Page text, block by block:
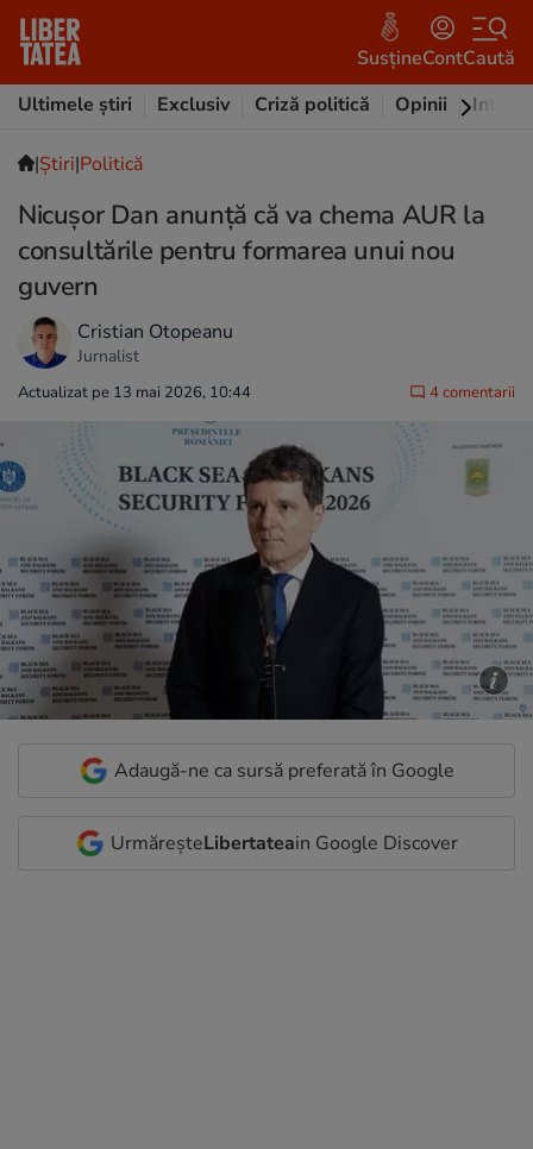
SusțineContCaută
Ultimele știri
Exclusiv Criză politică Opinii
|Ştiri|Politică
Nicușor Dan anunță că va chema AUR la
consultările pentru formarea unui nou
guvern
Cristian Otopeanu
Jurnalist
Actualizat pe 13 mai 2026, 10:44 4 comentarii
Adaugă-ne ca sursă preferată în Google
UrmăreșteLibertateain Google Discover